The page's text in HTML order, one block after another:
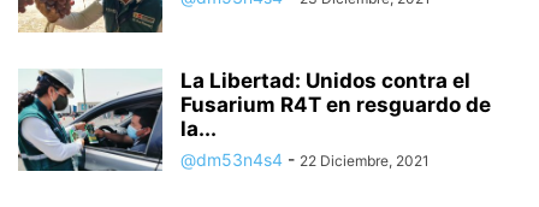
La Libertad: Unidos contra el
Fusarium R4T en resguardo de
la...
@dm53n4s4 - 22 Diciembre, 2021